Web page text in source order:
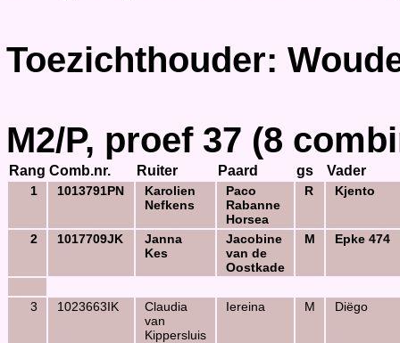
Toezichthouder:
M2/P, proef 37 (8
Rang Comb.nr. Ruiter Paard gs Vader
1 1013791PN
Karolien
Nefkens
Paco
Rabanne
Horsea
R Kjento
2 1017709JK
Janna
Kes
Jacobine
van de
Oostkade
M Epke 474
3 1023663IK
Claudia
van
Kippersluis
Iereina M Diëgo